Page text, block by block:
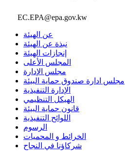
EC.EPA@epa.gov.kw
عن الهيئة
نبذة عن الهيئة
إنجازات الهيئة
المجلس الأعلى
مجلس الإدارة
مجلس ادارة صندوق حماية البيئة
الإدارة التنفيذية
الهيكل التنظيمي
قانون حماية البيئة
اللوائح التنفيذية
الرسوم
الخرائط و المحميات
شركاؤنا في النجاح